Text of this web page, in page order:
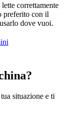
correttamente
preferito con il
dove vuoi.
situazione e ti